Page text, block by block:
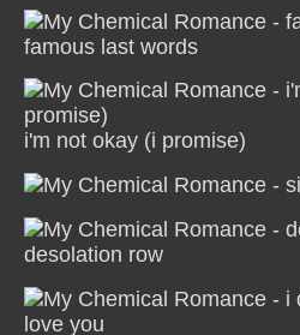
famous last words
i'm not okay (i promise)
desolation row
love you